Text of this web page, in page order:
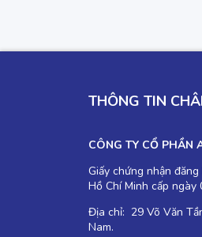
THÔNG TIN
CÔNG TY CỔ PHẦN
Giấy chứng nhận
Hồ Chí Minh cấp
Địa chỉ: 29 Võ Văn
Nam.